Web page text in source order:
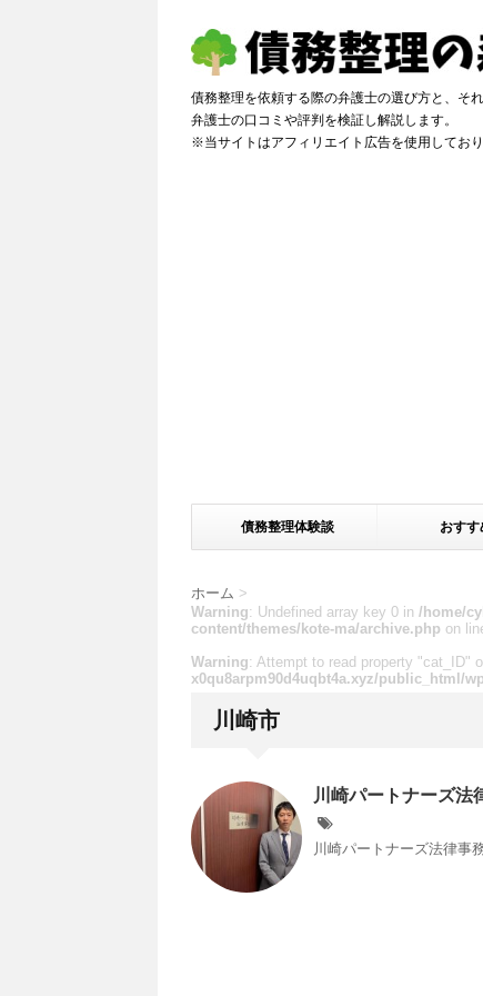
債務整理を依頼する際の弁護士の選び方と、そ
弁護士の口コミや評判を検証し解説し
※当サイトはアフィリエイト広告を使用しており
債務整理体験談 おすす
ホーム >
Warning: Undefined array key 0 in /home/
content/themes/kote-ma/archive.php on
Warning: Attempt to read property "cat_ID"
x0qu8arpm90d4uqbt4a.xyz/public_html/
川崎市
川崎パートナーズ法
川崎パートナーズ法律事